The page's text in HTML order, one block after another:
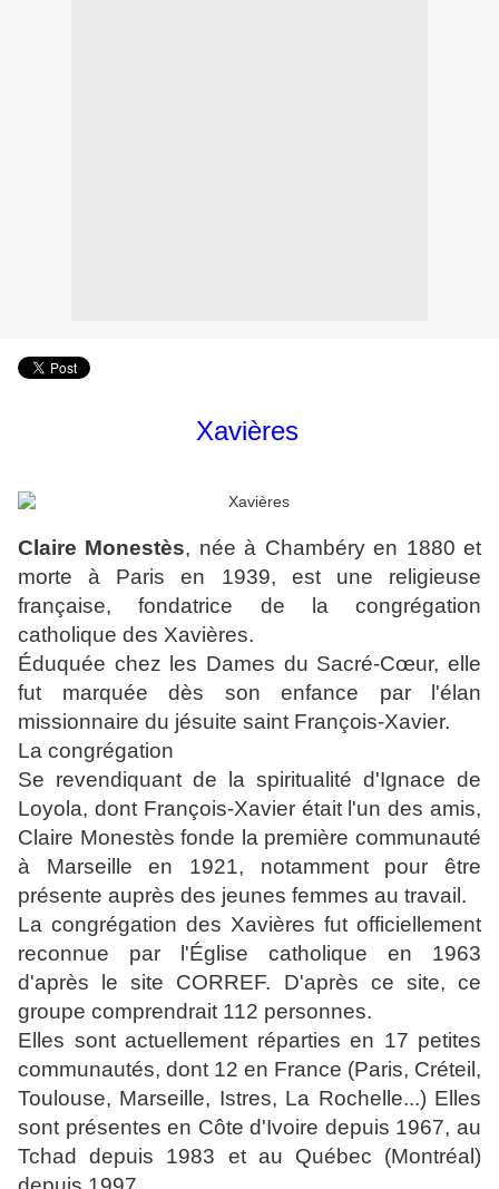
Xavières
Claire Monestès, née à Chambéry en 1880 et
morte à Paris en 1939, est une religieuse
française, fondatrice de la congrégation
catholique des Xavières.
Éduquée chez les Dames du Sacré-Cœur, elle
fut marquée dès son enfance par l'élan
missionnaire du jésuite saint François-Xavier.
La congrégation
Se revendiquant de la spiritualité d'Ignace de
Loyola, dont François-Xavier était l'un des amis,
Claire Monestès fonde la première communauté
à Marseille en 1921, notamment pour être
présente auprès des jeunes femmes au travail.
La congrégation des Xavières fut officiellement
reconnue par l'Église catholique en 1963
d'après le site CORREF. D'après ce site, ce
groupe comprendrait 112 personnes.
Elles sont actuellement réparties en 17 petites
communautés, dont 12 en France (Paris, Créteil,
Toulouse, Marseille, Istres, La Rochelle...) Elles
sont présentes en Côte d'Ivoire depuis 1967, au
Tchad depuis 1983 et au Québec (Montréal)